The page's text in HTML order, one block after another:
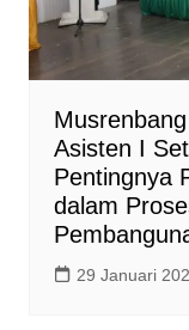
Asisten I
Pentingnya
dalam
29 Januari